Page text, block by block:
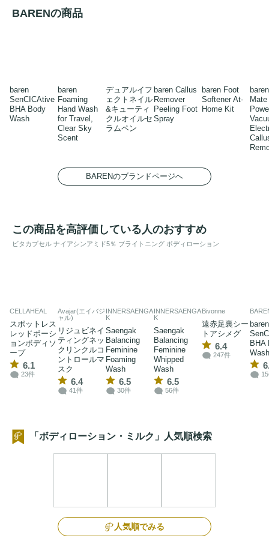
BARENの商品
baren
SenCICAtive
BHA Body
Wash
baren
Foaming
Hand Wash
for Travel,
Clear Sky
Scent
デュアルイフ
ェクトネイル
&キューティ
クルオイルセ
ラムペン
baren Callus
Remover
Peeling Foot
Spray
baren Foot
Softener At-
Home Kit
BARENのブランドページへ
この商品を高評価している人のおすすめ
ビタカプセル ナイアシンアミド5％ ブライトニング ボディローション
CELLAHEAL
スポットレス
レッドポーシ
ョンボディソ
ープ
6.1
23件
Avajar(エイバジ
ャル)
リジュビネイ
ティングネッ
クリンクルコ
ントロールマ
スク
6.4
41件
INNERSAENGA
K
Saengak
Balancing
Feminine
Foaming
Wash
6.5
30件
INNERSAENGA
K
Saengak
Balancing
Feminine
Whipped
Wash
6.5
56件
Bivonne
遠赤足裏シー
トアシメグ
6.4
247件
baren
BHA
Wash
「ボディローション・ミルク」人気順検索
人気順でみる